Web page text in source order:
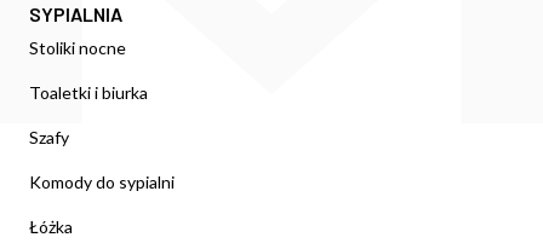
SYPIALNIA
Stoliki nocne
Toaletki i biurka
Szafy
Komody do sypialni
Łóżka